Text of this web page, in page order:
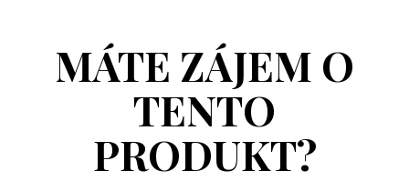
MÁTE ZÁJEM O
TENTO
PRODUKT?